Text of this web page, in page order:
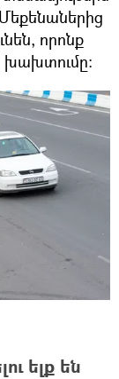
որոնք
խախտումը։
ելք են